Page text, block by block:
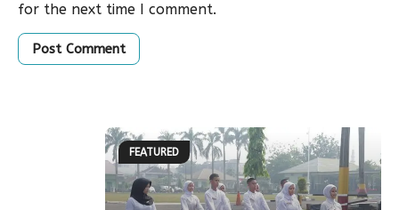
for the next time I comment.
FEATURED